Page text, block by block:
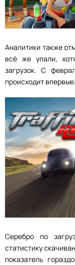
Аналитики также
всё же упали,
загрузок. С
происходит впервые.
Серебро по
статистику
показатель